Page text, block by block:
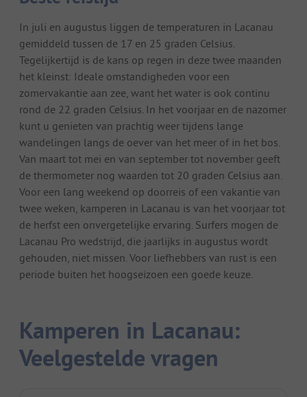
In juli en augustus liggen de temperaturen in Lacanau
gemiddeld tussen de 17 en 25 graden Celsius.
Tegelijkertijd is de kans op regen in deze twee maanden
het kleinst: Ideale omstandigheden voor een
zomervakantie aan zee, want het water is ook continu
rond de 22 graden Celsius. In het voorjaar en de nazomer
kunt u genieten van prachtig weer tijdens lange
wandelingen langs de oever van het meer of in het bos.
Van maart tot mei en van september tot november geeft
de thermometer nog waarden tot 20 graden Celsius aan.
Voor een lang weekend op doorreis of een vakantie van
twee weken, kamperen in Lacanau is van het voorjaar tot
de herfst een onvergetelijke ervaring. Surfers mogen de
Lacanau Pro wedstrijd, die jaarlijks in augustus wordt
gehouden, niet missen. Voor liefhebbers van rust is een
periode buiten het hoogseizoen een goede keuze.
Kamperen in Lacanau:
Veelgestelde vragen